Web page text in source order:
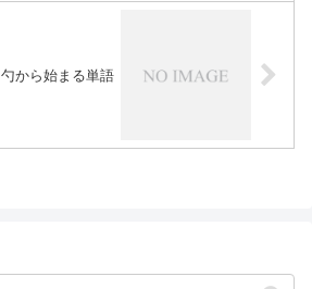
勺から始まる単語